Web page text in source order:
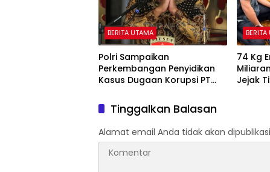
BERITA UTAMA
Polri Sampaikan
Perkembangan Penyidikan
Kasus Dugaan Korupsi PT
Ditetapkan Tersangka
74 Kg
Jejak
Tinggalkan Balasan
Alamat email Anda tidak akan